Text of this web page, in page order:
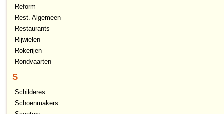
Reform
Rest. Algemeen
Restaurants
Rijwielen
Rokerijen
Rondvaarten
S
Schilderes
Schoenmakers